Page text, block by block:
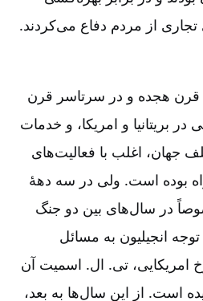
از مردم دفاع می‌‌كردند.
قرن هجده و در سرتاسر قرن
در بریتانیا و امریکا، و خدمات
جهان، اغلب با فعالیت‌‌های
بوده است. ولی در سه دهۀ
در سال‌‌های بین دو جنگ
انجیلیون به مسائل
امریکایی، تی. ال. اسمیت آن
است. از این سال‌‌ها به بعد،